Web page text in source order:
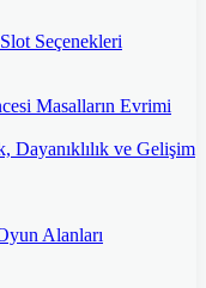
Seçenekleri
Masalların Evrimi
Dayanıklılık ve Gelişim
Alanları